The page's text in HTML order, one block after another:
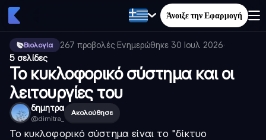
Άνοιξε την Εφαρμογή
Βιολογία 267 προβολές·Ενημερώθηκε 30 Ιουλ 2026·
5 σελίδες
Το κυκλοφορικό σύστημα και οι
λειτουργίες του
δημητρα
@dimitra_
Ακολούθησε
Το κυκλοφορικό σύστημα είναι το "δίκτυο